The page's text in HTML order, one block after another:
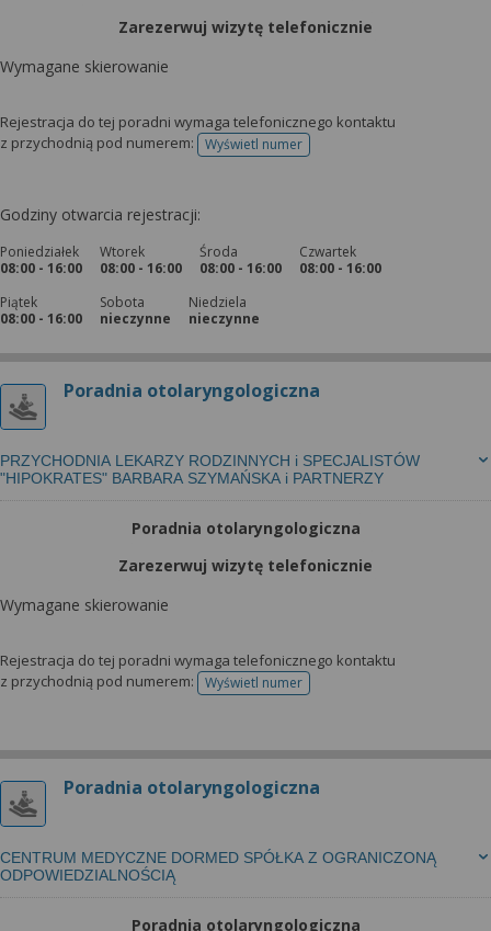
Zarezerwuj wizytę telefonicznie
Wymagane skierowanie
Rejestracja do tej poradni wymaga telefonicznego kontaktu
z przychodnią pod numerem:
Wyświetl numertelefonu do rejestracji
Godziny otwarcia rejestracji:
Poniedziałek
08:00 - 16:00
Wtorek
08:00 - 16:00
Środa
08:00 - 16:00
Czwartek
08:00 - 16:00
Piątek
08:00 - 16:00
Sobota
nieczynne
Niedziela
nieczynne
Poradnia otolaryngologiczna
PRZYCHODNIA LEKARZY RODZINNYCH i SPECJALISTÓW
"HIPOKRATES" BARBARA SZYMAŃSKA i PARTNERZY
Poradnia otolaryngologiczna
Zarezerwuj wizytę telefonicznie
Wymagane skierowanie
Rejestracja do tej poradni wymaga telefonicznego kontaktu
z przychodnią pod numerem:
Wyświetl numertelefonu do rejestracji
Poradnia otolaryngologiczna
CENTRUM MEDYCZNE DORMED SPÓŁKA Z OGRANICZONĄ
ODPOWIEDZIALNOŚCIĄ
Poradnia otolaryngologiczna